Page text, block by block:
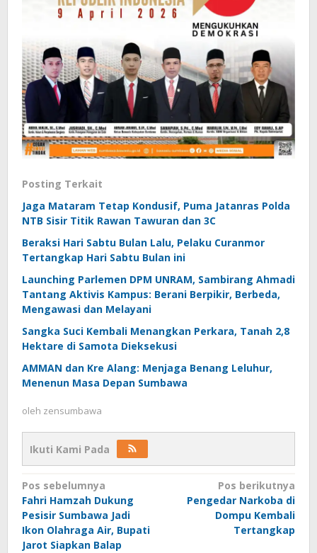
Posting Terkait
Jaga Mataram Tetap Kondusif, Puma Jatanras Polda
NTB Sisir Titik Rawan Tawuran dan 3C
Beraksi Hari Sabtu Bulan Lalu, Pelaku Curanmor
Tertangkap Hari Sabtu Bulan ini
Launching Parlemen DPM UNRAM, Sambirang Ahmadi
Tantang Aktivis Kampus: Berani Berpikir, Berbeda,
Mengawasi dan Melayani
Sangka Suci Kembali Menangkan Perkara, Tanah 2,8
Hektare di Samota Dieksekusi
AMMAN dan Kre Alang: Menjaga Benang Leluhur,
Menenun Masa Depan Sumbawa
oleh zensumbawa
Ikuti Kami Pada
Navigasi
pos
Pos sebelumnya
Fahri Hamzah Dukung
Pesisir Sumbawa Jadi
Ikon Olahraga Air, Bupati
Jarot Siapkan Balap
Pos berikutnya
Pengedar Narkoba di
Dompu Kembali
Tertangkap